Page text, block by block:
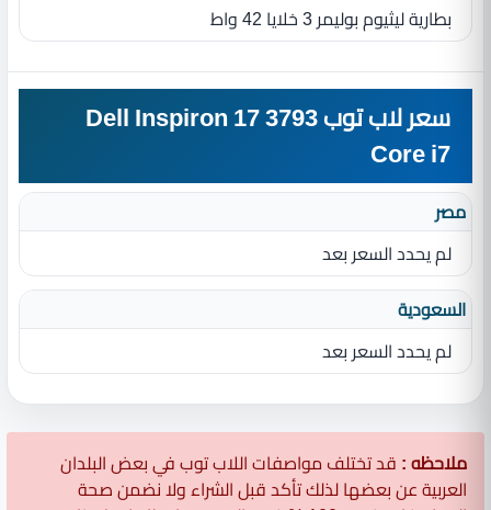
بطارية ليثيوم بوليمر 3 خلايا 42 واط
سعر لاب توب Dell Inspiron 17 3793
Core i7
مصر
لم يحدد السعر بعد
السعودية
لم يحدد السعر بعد
ملاحظه : قد تختلف مواصفات اللاب توب في بعض البلدان
العربية عن بعضها لذلك تأكد قبل الشراء ولا نضمن صحة